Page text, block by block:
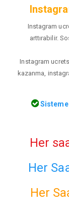
Instagram
arttırabilir.
Instagram
kazanma,
Sisteme
Her
Her
Her